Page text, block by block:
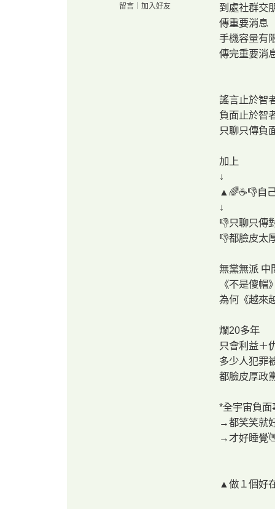
留言
加入好友
到處社群交
傳重要消息
手機容量有
傳完重要消
謠言止於智
負面止於智
只聊只傳負
加上
↓
▲🌈☕👎自
↓
👎只聊只傳
👎都臉皮太
無黨無派 中
《不是傻帽
為何《越來
爛20多年
只會利益＋
多少人犯罪
都臉皮厚政
*全宇宙負面
→都笑笑就
→才好睡覺
▲做１個好